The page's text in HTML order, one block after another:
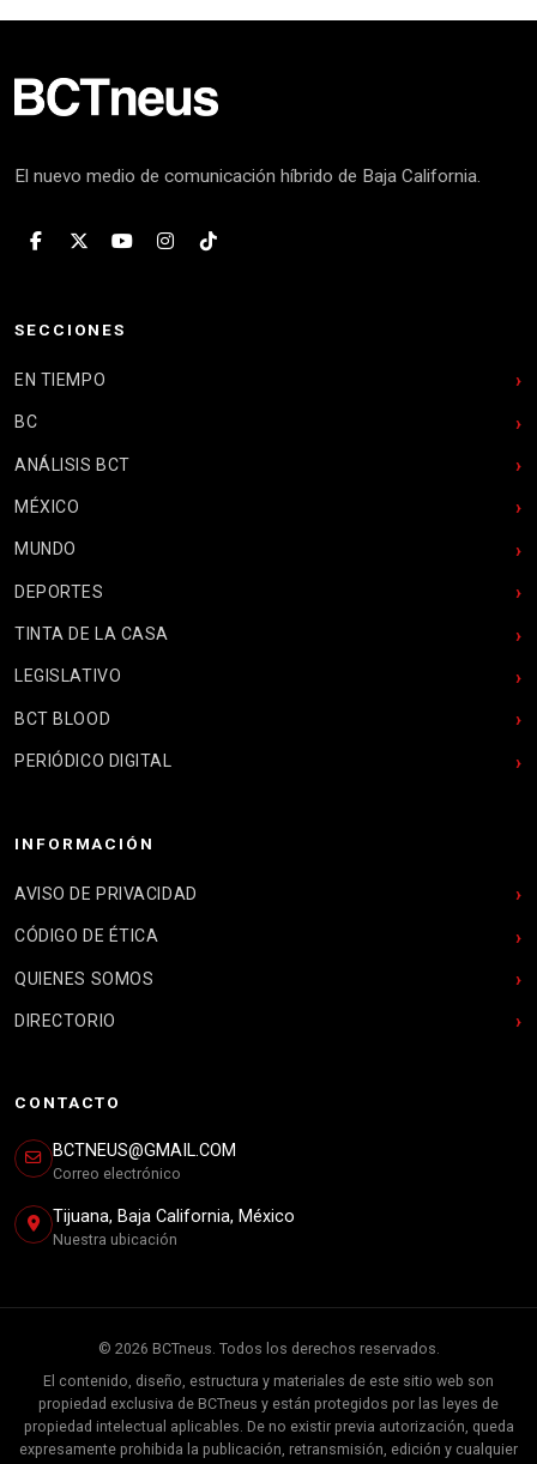
El nuevo medio de comunicación híbrido de Baja California.
SECCIONES
EN TIEMPO
BC
ANÁLISIS BCT
MÉXICO
MUNDO
DEPORTES
TINTA DE LA CASA
LEGISLATIVO
BCT BLOOD
PERIÓDICO DIGITAL
INFORMACIÓN
AVISO DE PRIVACIDAD
CÓDIGO DE ÉTICA
QUIENES SOMOS
DIRECTORIO
CONTACTO
BCTNEUS@GMAIL.COM
Correo electrónico
Tijuana, Baja California, México
Nuestra ubicación
© 2026 BCTneus. Todos los derechos reservados.
El contenido, diseño, estructura y materiales de este sitio web son
propiedad exclusiva de BCTneus y están protegidos por las leyes de
propiedad intelectual aplicables. De no existir previa autorización, queda
expresamente prohibida la publicación, retransmisión, edición y cualquier